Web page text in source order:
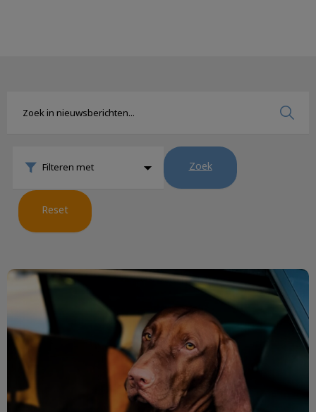
Filteren met Zoek
Reset
Op pad met de auto?